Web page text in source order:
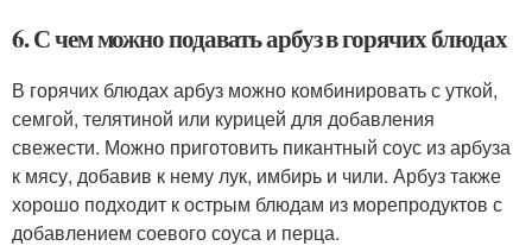
6. С чем можно подавать арбуз в горячих блюдах
В горячих блюдах арбуз можно комбинировать с уткой,
семгой, телятиной или курицей для добавления
свежести. Можно приготовить пикантный соус из арбуза
к мясу, добавив к нему лук, имбирь и чили. Арбуз также
хорошо подходит к острым блюдам из морепродуктов с
добавлением соевого соуса и перца.